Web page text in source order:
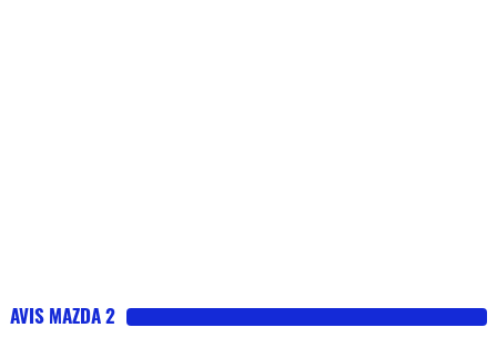
AVIS MAZDA 2